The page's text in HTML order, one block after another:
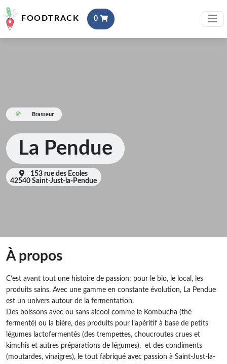
FOODTRACK 0
Brasseur
La Pendue
153 rue des Ecoles
42540 Saint-Just-la-Pendue
À propos
C’est avant tout une histoire de passion: pour le bio, le local, les
produits sains. Avec une gamme en constante évolution, La Pendue
est un univers autour de la fermentation.
Des boissons avec ou sans alcool comme le Kombucha (thé
fermenté) ou la bière, des produits pour l’apéritif à base de petits
légumes lactofermentés (des trempettes, choucroutes crues et
kimchis et autres préparations de légumes), et des condiments
(moutardes, vinaigres), le tout fabriqué avec passion à Saint-Just-la-